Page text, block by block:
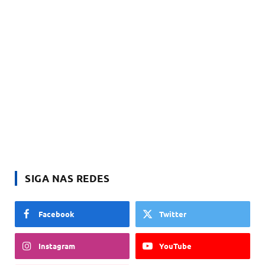
SIGA NAS REDES
Facebook Twitter
Instagram YouTube